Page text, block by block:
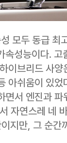
모두 동급 최
성능이다.
이브리드 사
아쉬움이 있
면서 엔진과
자연스레 네
지만, 그 순간